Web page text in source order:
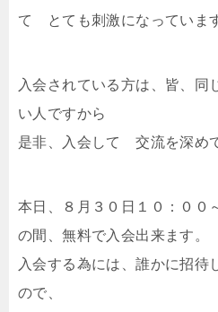
て とても刺激になっていま
入会されている方は、皆、
い人ですから
是非、入会して 交流を深め
本日、８月３０日１０：００
の間、無料で入会出来ます。
入会する為には、誰かに招待
ので、